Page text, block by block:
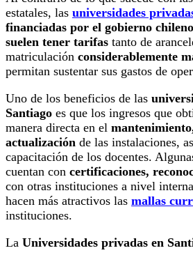
estatales, las universidades
financiadas por el gobierno chileno
suelen tener tarifas tanto de
matriculación considerablemente
permitan sustentar sus gastos de
Uno de los beneficios de las
Santiago es que los ingresos que
manera directa en el
actualización de las instalaciones,
capacitación de los docentes.
cuentan con certificaciones,
con otras instituciones a nivel
hacen más atractivos las mallas
instituciones.
La Universidades privadas en